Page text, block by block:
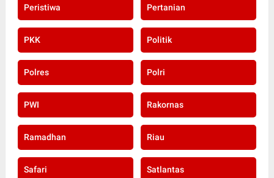
Peristiwa Pertanian
PKK Politik
Polres Polri
PWI Rakornas
Ramadhan Riau
Safari Satlantas